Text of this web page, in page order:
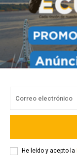
He leído y acepto la